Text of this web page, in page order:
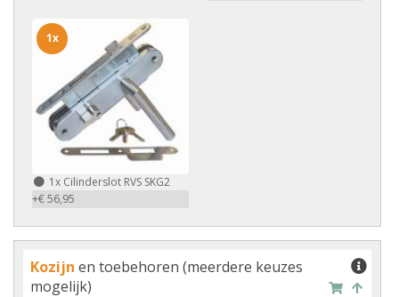
1x Cilinderslot RVS SKG2
+€ 56,95
1x
Kozijn en toebehoren (meerdere keuzes
mogelijk)